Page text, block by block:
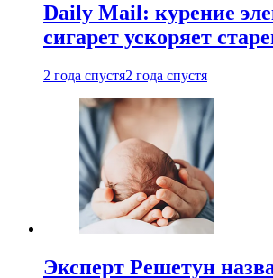
Daily Mail: курение
сигарет ускоряет
2 года спустя2 года спустя
Эксперт Решетун